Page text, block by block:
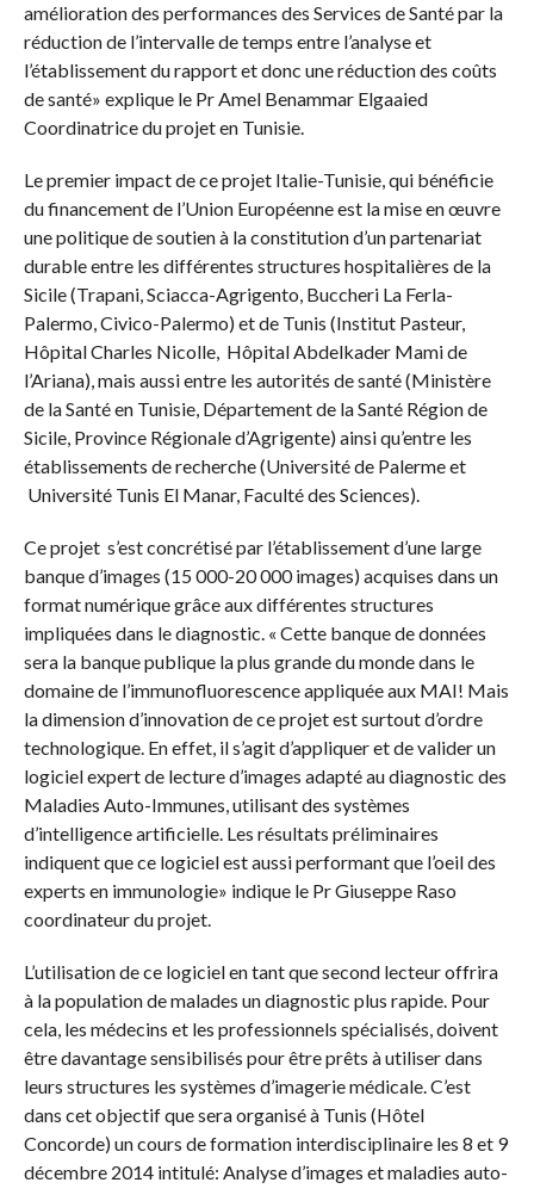
amélioration des performances des Services de Santé par la
réduction de l’intervalle de temps entre l’analyse et
l’établissement du rapport et donc une réduction des coûts
de santé» explique le Pr Amel Benammar Elgaaied
Coordinatrice du projet en Tunisie.
Le premier impact de ce projet Italie-Tunisie, qui bénéficie
du financement de l’Union Européenne est la mise en œuvre
une politique de soutien à la constitution d’un partenariat
durable entre les différentes structures hospitalières de la
Sicile (Trapani, Sciacca-Agrigento, Buccheri La Ferla-
Palermo, Civico-Palermo) et de Tunis (Institut Pasteur,
Hôpital Charles Nicolle, Hôpital Abdelkader Mami de
l’Ariana), mais aussi entre les autorités de santé (Ministère
de la Santé en Tunisie, Département de la Santé Région de
Sicile, Province Régionale d’Agrigente) ainsi qu’entre les
établissements de recherche (Université de Palerme et
Université Tunis El Manar, Faculté des Sciences).
Ce projet s’est concrétisé par l’établissement d’une large
banque d’images (15 000-20 000 images) acquises dans un
format numérique grâce aux différentes structures
impliquées dans le diagnostic. « Cette banque de données
sera la banque publique la plus grande du monde dans le
domaine de l’immunofluorescence appliquée aux MAI! Mais
la dimension d’innovation de ce projet est surtout d’ordre
technologique. En effet, il s’agit d’appliquer et de valider un
logiciel expert de lecture d’images adapté au diagnostic des
Maladies Auto-Immunes, utilisant des systèmes
d’intelligence artificielle. Les résultats préliminaires
indiquent que ce logiciel est aussi performant que l’oeil des
experts en immunologie» indique le Pr Giuseppe Raso
coordinateur du projet.
L’utilisation de ce logiciel en tant que second lecteur offrira
à la population de malades un diagnostic plus rapide. Pour
cela, les médecins et les professionnels spécialisés, doivent
être davantage sensibilisés pour être prêts à utiliser dans
leurs structures les systèmes d’imagerie médicale. C’est
dans cet objectif que sera organisé à Tunis (Hôtel
Concorde) un cours de formation interdisciplinaire les 8 et 9
décembre 2014 intitulé: Analyse d’images et maladies auto-